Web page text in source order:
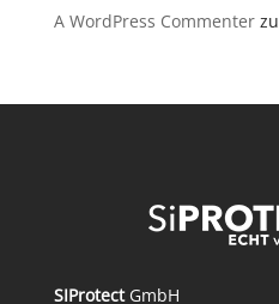
A WordPress Commenterzu
SIProtectGmbH